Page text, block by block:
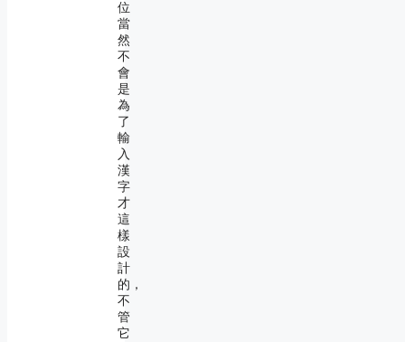
位
當
然
不
會
是
為
了
輸
入
漢
字
才
這
樣
設
計
的，
不
管
它